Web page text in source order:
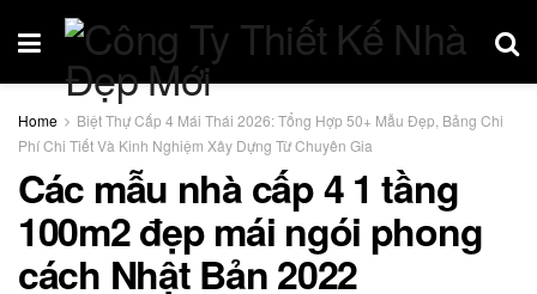
Home
Biệt Thự Cấp 4 Mái Thái 2026: Tổng Hợp 50+ Mẫu Đẹp, Bảng Chi
Phí Chi Tiết Và Kinh Nghiệm Xây Dựng Từ Chuyên Gia
Các mẫu nhà cấp 4 1 tầng
100m2 đẹp mái ngói phong
cách Nhật Bản 2022